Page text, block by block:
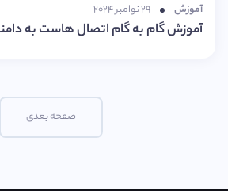
آموزش ۲۹ نوامبر ۲۰۲۴
آموزش گام به گام اتصال هاست به
صفحه بعدی